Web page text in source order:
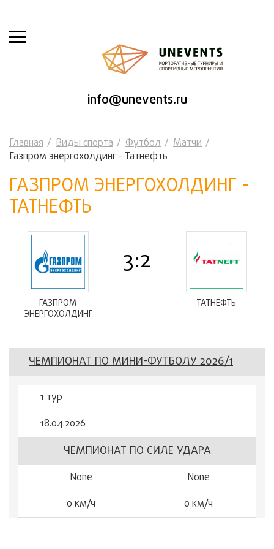
info@unevents.ru
Главная Виды спорта Футбол
Матчи
Газпром энергохолдинг - Татнефть
ГАЗПРОМ ЭНЕРГОХОЛДИНГ -
ТАТНЕФТЬ
ГАЗПРОМ
ЭНЕРГОХОЛДИНГ
3:2
ТАТНЕФТЬ
ЧЕМПИОНАТ ПО МИНИ-ФУТБОЛУ 2026/1
1 тур
18.04.2026
ЧЕМПИОНАТ ПО СИЛЕ УДАРА
None
None
0 км/ч
0 км/ч